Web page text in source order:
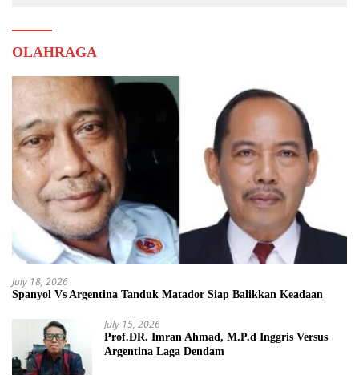
OLAHRAGA
July 18, 2026
Spanyol Vs Argentina Tanduk Matador Siap Balikkan Keadaan
July 15, 2026
Prof.DR. Imran Ahmad, M.P.d Inggris Versus
Argentina Laga Dendam